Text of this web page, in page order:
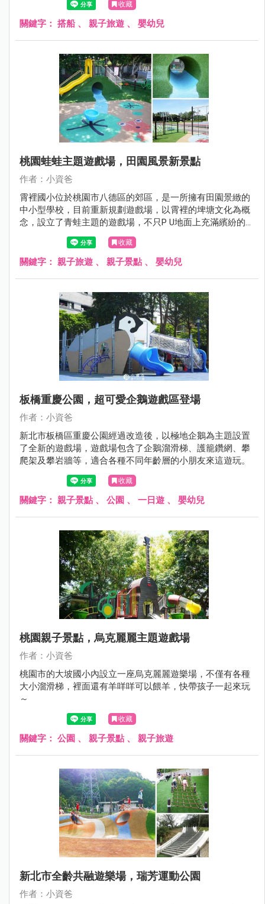
湖兩地還有爸媽關心的，小孩到底坐船暈不暈呢? 這些搭乘
經驗我通通分享給大家！
收藏
關鍵字： 搭船、 親子旅遊 、 嬰幼兒
桃園蛙蛙主題遊戲場，田園風景新景點
作者：小資爸
霄裡國小位於桃園市八德區的郊區，是一所擁有田園景緻的
中小型學校，目前重新規劃遊戲場，以霄裡的埤塘文化為概
念，設立了青蛙主題的遊戲場，不只P U地面上充滿繽紛的童
趣圖案，還有土丘溜滑梯、金屬雙管溜滑梯、水管隧道、旋
轉杯跟鳥巢鞦韆等遊具，也有一連串闖關挑戰的攀爬架、拱
型橋及烏龜跳樁，十分有趣好玩!現在就跟著小資爸一起來玩
收藏
關鍵字： 親子旅遊 、 親子景點 、 嬰幼兒
板橋重慶公園，超可愛企鵝遊戲區登場
作者：小資爸
新北市板橋區重慶公園經過改造後，以極地企鵝為主題設置
了全新的遊戲場，遊戲場包含了企鵝溜滑梯、護籠鑽網、攀
爬架及攀岩牆等，適合各種不同年齡層的小朋友來這遊玩。
收藏
關鍵字： 親子景點 、 公園 、 一日遊 、 嬰幼兒
桃園親子景點，烏克麗麗主題遊戲場
作者：小資爸
桃園市的大坡國小內設立一座烏克麗麗遊樂場，不僅有各種
大小溜滑梯，裡面還有羊咩咩可以餵羊，快帶孩子一起來玩
～
收藏
關鍵字： 公園 、 親子景點 、 親子旅遊
新北市全齡共融遊樂場，瑞芳運動公園
作者：小資爸